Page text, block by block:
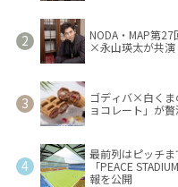
NODA・MAP第
×永山瑛太が共演
ゴディバ×白くま
ョコレート」が贅
最前列はピッチ
「PEACE
報を公開